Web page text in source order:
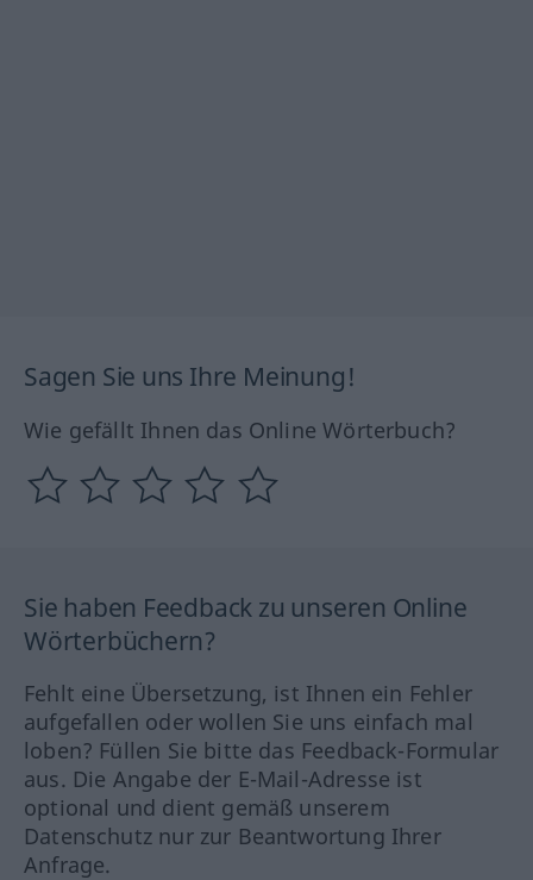
Sagen Sie uns Ihre Meinung!
Wie gefällt Ihnen das Online Wörterbuch?
Sie haben Feedback zu unseren Online
Wörterbüchern?
Fehlt eine Übersetzung, ist Ihnen ein Fehler
aufgefallen oder wollen Sie uns einfach mal
loben? Füllen Sie bitte das Feedback-Formular
aus. Die Angabe der E-Mail-Adresse ist
optional und dient gemäß unserem
Datenschutz nur zur Beantwortung Ihrer
Anfrage.